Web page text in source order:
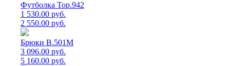
Футболка Top.942
1 530.00 руб.
2 550.00 руб.
Брюки B.501M
3 096.00 руб.
5 160.00 руб.